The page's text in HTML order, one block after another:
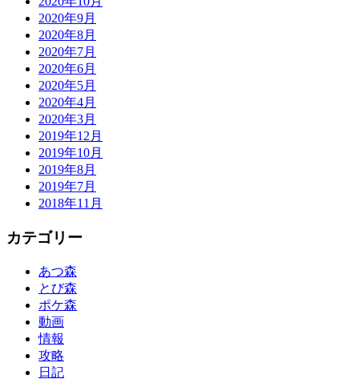
2020年9月
2020年8月
2020年7月
2020年6月
2020年5月
2020年4月
2020年3月
2019年12月
2019年10月
2019年8月
2019年7月
2018年11月
カテゴリー
あつ森
とび森
ポケ森
動画
情報
攻略
日記